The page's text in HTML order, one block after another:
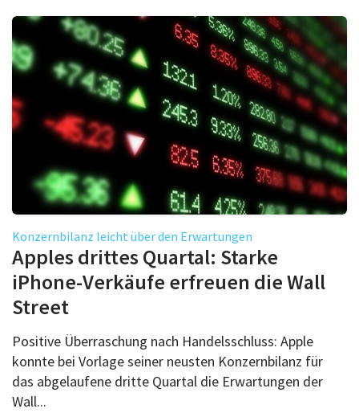
Konzernbilanz leicht über den Erwartungen
Apples drittes Quartal: Starke
iPhone-Verkäufe erfreuen die Wall
Street
Positive Überraschung nach Handelsschluss: Apple
konnte bei Vorlage seiner neusten Konzernbilanz für
das abgelaufene dritte Quartal die Erwartungen der
Wall...